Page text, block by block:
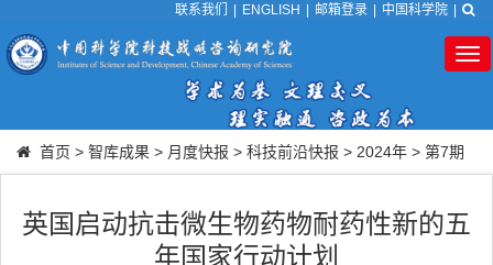
联系我们 ENGLISH 邮箱登录 中国科学院
首页 > 智库成果 > 月度快报 > 科技前沿快报 > 2024年 > 第7期
英国启动抗击微生物药物耐药性新的五
年国家行动计划